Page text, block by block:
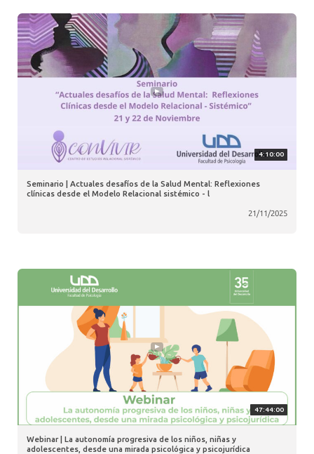
4:10:00
Seminario | Actuales desafíos de la Salud Mental: Reflexiones
clínicas desde el Modelo Relacional sistémico - l
21/11/2025
47:44:00
Webinar | La autonomía progresiva de los niños, niñas y
adolescentes, desde una mirada psicológica y psicojurídica